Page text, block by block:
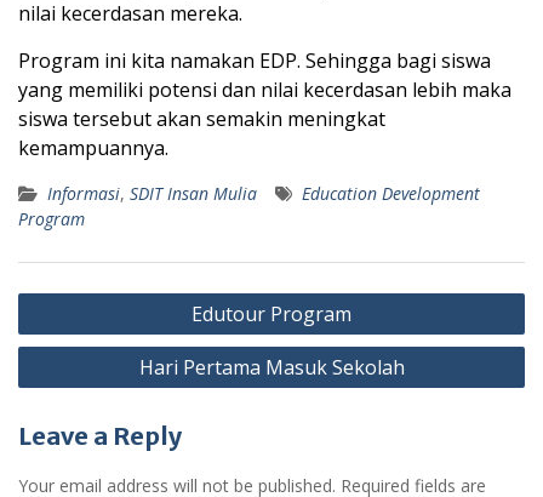
nilai kecerdasan mereka.
Program ini kita namakan EDP. Sehingga bagi siswa
yang memiliki potensi dan nilai kecerdasan lebih maka
siswa tersebut akan semakin meningkat
kemampuannya.
Informasi, SDIT Insan Mulia
Education Development
Program
Post
navigation
Edutour Program
Hari Pertama Masuk Sekolah
Leave a Reply
Your email address will not be published. Required fields are